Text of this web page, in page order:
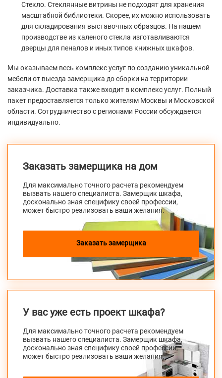
Стекло. Стеклянные витрины не подходят для хранения
масштабной библиотеки. Скорее, их можно использовать
для складирования выставочных образцов. На нашем
производстве из каленого стекла изготавливаются
дверцы для пеналов и иных типов книжных шкафов.
Мы оказываем весь комплекс услуг по созданию уникальной
мебели от выезда замерщика до сборки на территории
заказчика. Доставка также входит в комплекс услуг. Полный
пакет предоставляется только жителям Москвы и Московской
области. Сотрудничество с регионами России обсуждается
индивидуально.
Заказать замерщика на дом
Для максимально точного расчета рекомендуем
вызвать нашего специалиста. Замерщик шкафа,
досконально зная специфику своей профессии,
может быстро реализовать ваши желания.
Заказать замерщика
У вас уже есть проект шкафа?
Для максимально точного расчета рекомендуем
вызвать нашего специалиста. Замерщик шкафа,
досконально зная специфику своей профессии,
может быстро реализовать ваши желания.